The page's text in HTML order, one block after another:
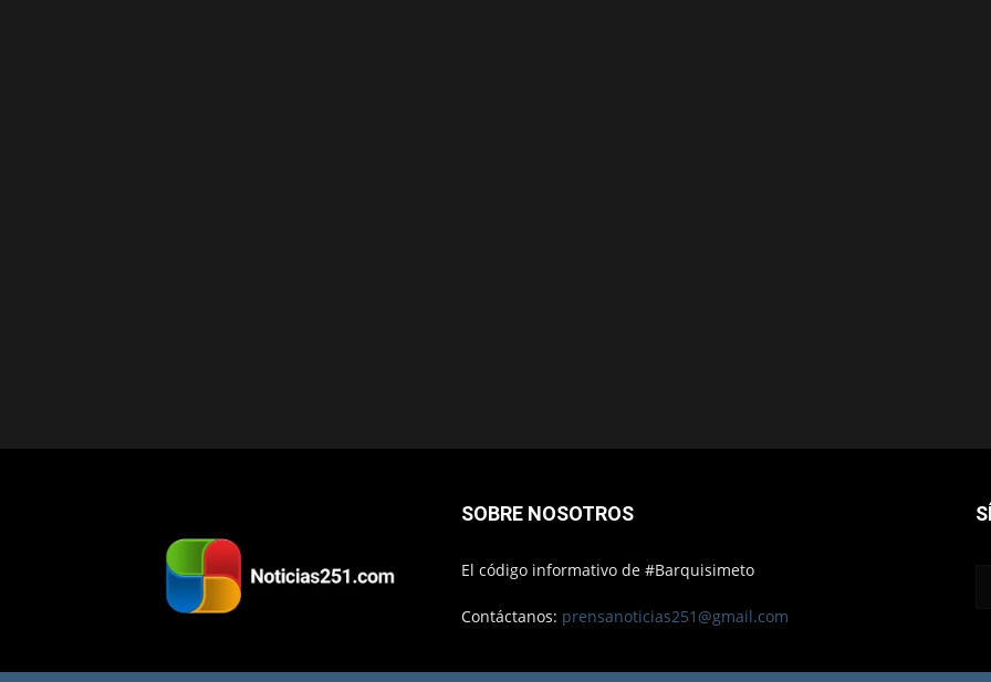
SOBRE NOSOTROS
El código informativo de #Barquisimeto
Contáctanos: prensanoticias251@gmail.com